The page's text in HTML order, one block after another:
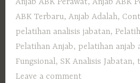
MENERIMA
C